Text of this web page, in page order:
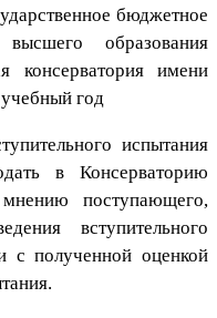
бюджетное
высшего образования
консерватория имени
год
испытания
в Консерваторию
поступающего,
вступительного
с полученной оценкой